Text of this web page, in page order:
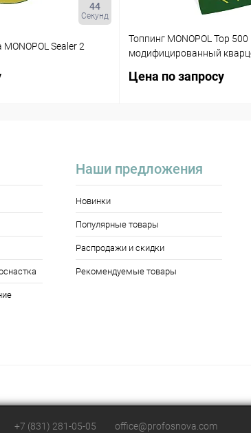
43
Секунд
Sealer 2
Топпинг MONOPOL Top 500
модифицированный
Цена по запросу
Наши предложения
Новинки
Популярные товары
Распродажи и скидки
Рекомендуемые товары
+7 (831) 281-05-05 office@profosnova.com